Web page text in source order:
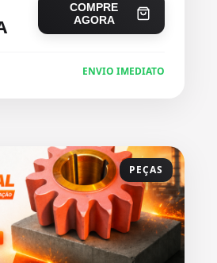
COMPRE
AGORA
ENVIO IMEDIATO
PEÇAS